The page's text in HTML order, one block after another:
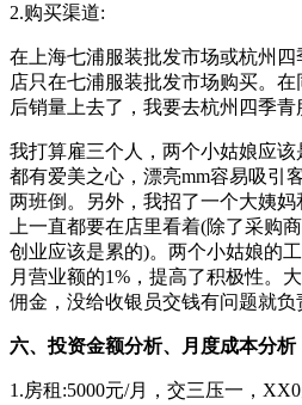
2.购买渠道:
在上海七浦服装批发市场或杭州
店只在七浦服装批发市场购买。
后销量上去了，我要去杭州四季青
我打算雇三个人，两个小姑娘应该
都有爱美之心，漂亮mm容易吸引
两班倒。另外，我招了一个大姨
上一直都要在店里看着(除了采购
创业应该是累的)。两个小姑娘的
月营业额的1%，提高了积极性。
佣金，没给收银员交钱有问题就负
六、投资金额分析、月度成本分析
1.房租:5000元/月，交三压一，